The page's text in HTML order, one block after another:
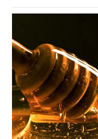
o
n
v
a
t
s
u